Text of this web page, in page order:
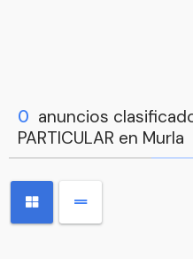
0 anuncios
PARTICULAR en Murla